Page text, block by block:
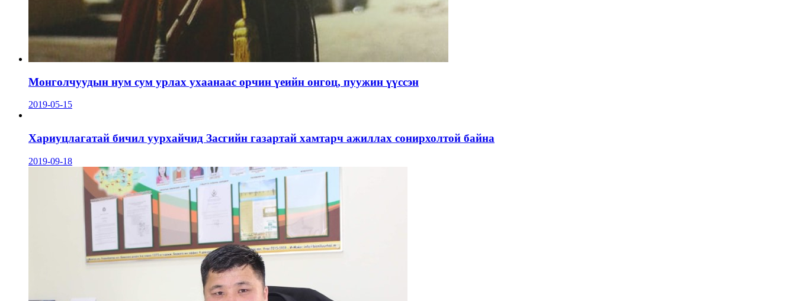
Монголчуудын нум сум урлах ухаанаас орчин үеийн онгоц, пуужин үүссэн
2019-05-15
Хариуцлагатай бичил уурхайчид Засгийн газартай хамтарч ажиллах сонирхолтой байна
2019-09-18